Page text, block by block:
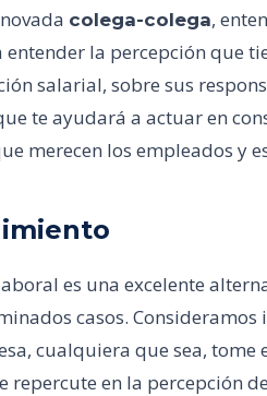
colega-colega,
la percepción que
salarial, sobre sus
te ayudará a actuar en
merecen los empleados y
es una excelente
casos.
cualquiera que sea, tome
repercute en la percepción